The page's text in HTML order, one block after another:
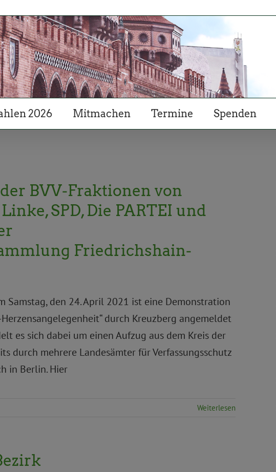
2026 Mitmachen Termine Spenden
BVV-Fraktionen von
SPD, Die PARTEI und
Friedrichshain-
Samstag, den 24. April 2021 ist eine Demonstration
durch Kreuzberg angemeldet
es sich dabei um einen Aufzug aus dem Kreis der
durch mehrere Landesämter für Verfassungsschutz
in Berlin. Hier
Weiterlesen